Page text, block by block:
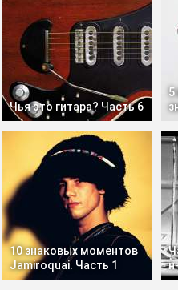
Чья это гитара? Часть 6
5
10 знаковых моментов
Jamiroquai. Часть 1